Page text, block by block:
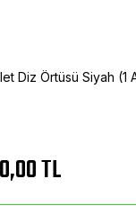
Diz Örtüsü Siyah
TL